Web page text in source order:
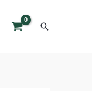
Search